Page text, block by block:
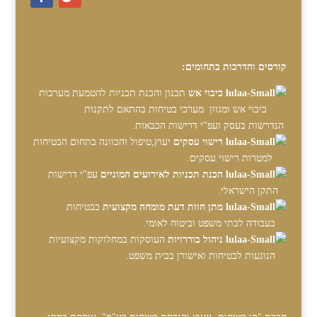
קורסים והדרכות בתחומים:
כיבוי אש תכנון והכנת תכניות להטמעת מערכות
כיבוי אש ומגוון מערכי בטיחות בהתאם לתקנות
הנדרשות בעסק ועפ"י דרישות הכבאות.
רישוי עסקים יעוץ,טיפול והכוונה בתחום הבטיחות
למטרות רישוי עסקים.
הכנת תכניות לאירועים המוניים עפ"י דרישות
התקן הישראלי.
מתן חוות דעת מומחה מקצועיתבבטיחות
בעבודה לבתי משפט וביטוח לאומי.
ניהול בוררויותהעוסקות במחלוקות מקצועיות
הנוגעות לבטיחות ואישורן בבית משפט.